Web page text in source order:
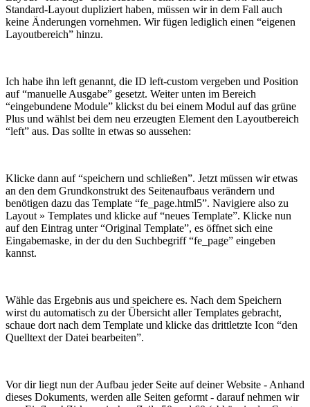
Standard-Layout dupliziert haben, müssen wir in dem Fall auch
keine Änderungen vornehmen. Wir fügen lediglich einen “eigenen
Layoutbereich” hinzu.
Ich habe ihn left genannt, die ID left-custom vergeben und Position
auf “manuelle Ausgabe” gesetzt. Weiter unten im Bereich
“eingebundene Module” klickst du bei einem Modul auf das grüne
Plus und wählst bei dem neu erzeugten Element den Layoutbereich
“left” aus. Das sollte in etwas so aussehen:
Klicke dann auf “speichern und schließen”. Jetzt müssen wir etwas
an den dem Grundkonstrukt des Seitenaufbaus verändern und
benötigen dazu das Template “fe_page.html5”. Navigiere also zu
Layout » Templates und klicke auf “neues Template”. Klicke nun
auf den Eintrag unter “Original Template”, es öffnet sich eine
Eingabemaske, in der du den Suchbegriff “fe_page” eingeben
kannst.
Wähle das Ergebnis aus und speichere es. Nach dem Speichern
wirst du automatisch zu der Übersicht aller Templates gebracht,
schaue dort nach dem Template und klicke das drittletzte Icon “den
Quelltext der Datei bearbeiten”.
Vor dir liegt nun der Aufbau jeder Seite auf deiner Website - Anhand
dieses Dokuments, werden alle Seiten geformt - darauf nehmen wir